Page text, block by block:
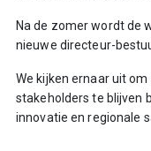
Na de zomer wordt de
nieuwe directeur-
We kijken ernaar uit
stakeholders te blijven
innovatie en regionale